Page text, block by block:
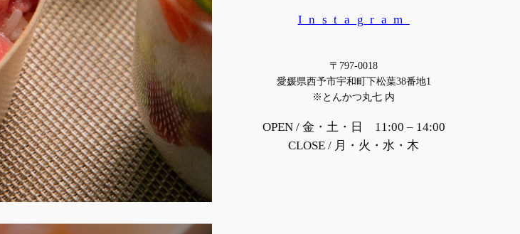
Instagram
〒797-0018
愛媛県西予市宇和町下松葉38番地1
※とんかつ丸七 内
OPEN / 金・土・日 11:00 – 14:00
CLOSE / 月・火・水・木